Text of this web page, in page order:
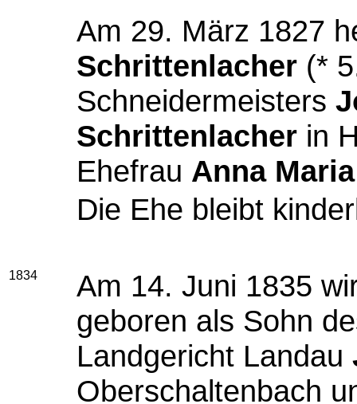
Am 29. März 1827
Schrittenlacher (*
Schneidermeisters
Schrittenlacher in
Ehefrau Anna Maria
Die Ehe bleibt
1834
Am 14. Juni 1835
geboren als Sohn
Landgericht Landau
Oberschaltenbach